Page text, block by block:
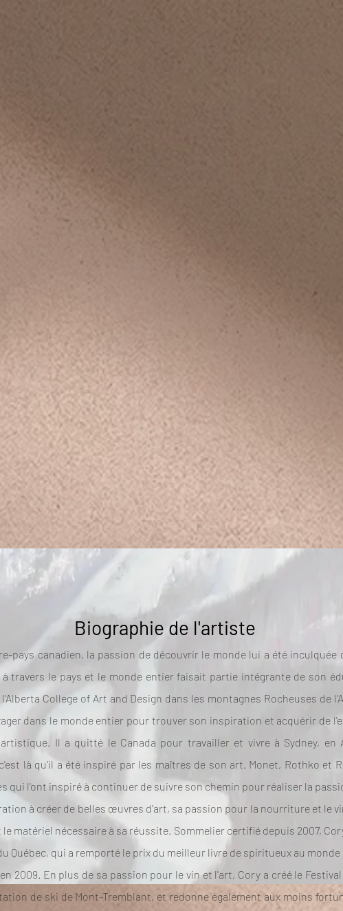
BEAUX-ARTS
Biographie de l'artiste
pays canadien, la passion de découvrir le monde lui a été inculquée
à travers le pays et le monde entier faisait partie intégrante de son
College of Art and Design dans les montagnes Rocheuses de
dans le monde entier pour trouver son inspiration et acquérir de
Il a quitté le Canada pour travailler et vivre à Sydney, en
là qu'il a été inspiré par les maîtres de son art. Monet, Rothko et
qui l'ont inspiré à continuer de suivre son chemin pour réaliser la
à créer de belles œuvres d'art, sa passion pour la nourriture et le
le matériel nécessaire à sa réussite. Sommelier certifié depuis 2007,
Québec, qui a remporté le prix du meilleur livre de spiritueux au monde
2009. En plus de sa passion pour le vin et l'art, Cory a créé le
de ski de Mont-Tremblant, et redonne également aux moins